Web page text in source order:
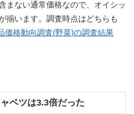
まない通常価格なので、オイシッ
揃います。調査時点はどちらも
価格動向調査(野菜)の調査結果
ベツは3.3倍だった